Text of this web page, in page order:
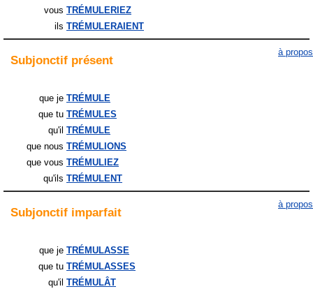
vous TRÉMULERIEZ
ils TRÉMULERAIENT
Subjonctif présent
à propos
que je TRÉMULE
que tu TRÉMULES
qu'il TRÉMULE
que nous TRÉMULIONS
que vous TRÉMULIEZ
qu'ils TRÉMULENT
Subjonctif imparfait
à propos
que je TRÉMULASSE
que tu TRÉMULASSES
qu'il TRÉMULÂT